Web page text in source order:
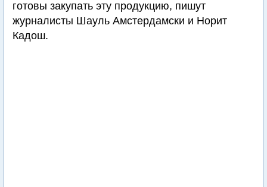
готовы закупать эту продукцию, пишут
журналисты Шауль Амстердамски и Норит
Кадош.